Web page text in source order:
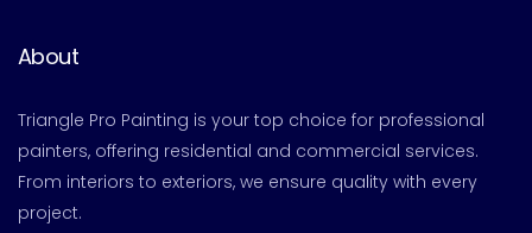
About
Triangle Pro Painting is your top choice for professional
painters, offering residential and commercial services.
From interiors to exteriors, we ensure quality with every
project.